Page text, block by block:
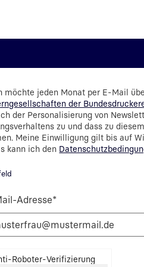
möchte jeden Monat per E-Mail
der
der Personalisierung von
zu und dass zu
Meine Einwilligung gilt bis auf
kann ich den
Adresse*
Roboter-Verifizierung